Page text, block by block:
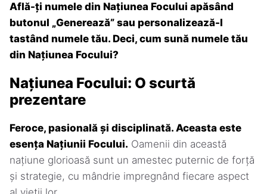
Află-ți numele din Națiunea Focului apăsând
butonul „Generează” sau personalizează-l
tastând numele tău. Deci, cum sună numele tău
din Națiunea Focului?
Națiunea Focului: O scurtă
prezentare
Feroce, pasională și disciplinată. Aceasta este
esența Națiunii Focului. Oamenii din această
națiune glorioasă sunt un amestec puternic de forță
și strategie, cu mândrie impregnând fiecare aspect